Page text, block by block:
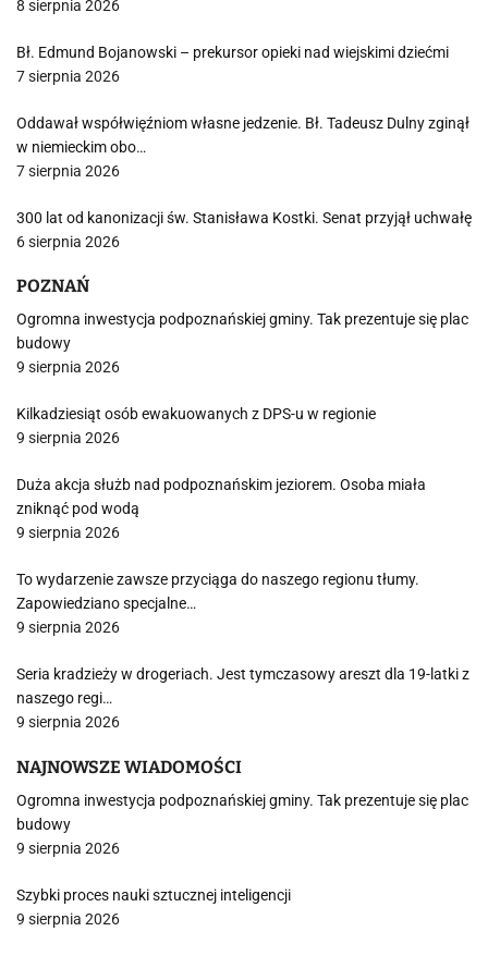
8 sierpnia 2026
Bł. Edmund Bojanowski – prekursor opieki nad wiejskimi dziećmi
7 sierpnia 2026
Oddawał współwięźniom własne jedzenie. Bł. Tadeusz Dulny zginął
w niemieckim obo…
7 sierpnia 2026
300 lat od kanonizacji św. Stanisława Kostki. Senat przyjął uchwałę
6 sierpnia 2026
POZNAŃ
Ogromna inwestycja podpoznańskiej gminy. Tak prezentuje się plac
budowy
9 sierpnia 2026
Kilkadziesiąt osób ewakuowanych z DPS-u w regionie
9 sierpnia 2026
Duża akcja służb nad podpoznańskim jeziorem. Osoba miała
zniknąć pod wodą
9 sierpnia 2026
To wydarzenie zawsze przyciąga do naszego regionu tłumy.
Zapowiedziano specjalne…
9 sierpnia 2026
Seria kradzieży w drogeriach. Jest tymczasowy areszt dla 19-latki z
naszego regi…
9 sierpnia 2026
NAJNOWSZE WIADOMOŚCI
Ogromna inwestycja podpoznańskiej gminy. Tak prezentuje się plac
budowy
9 sierpnia 2026
Szybki proces nauki sztucznej inteligencji
9 sierpnia 2026